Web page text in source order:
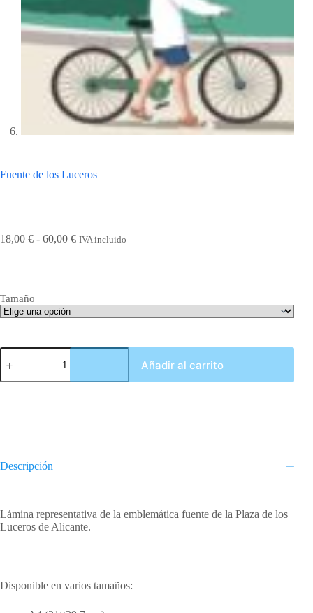
Fuente de los Luceros
18,00 € - 60,00 €Rango
IVA incluido
Tamaño
Fuente
de
Añadir al carrito
Descripción
Lámina representativa de la emblemática fuente de la Plaza de los
Luceros de Alicante.
Disponible en varios tamaños: